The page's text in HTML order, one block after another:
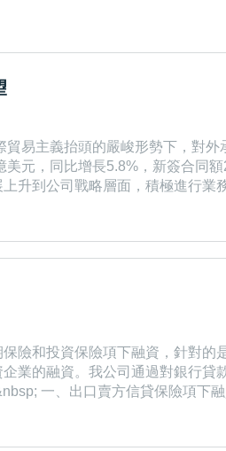
易主義抬頭的嚴峻形勢下，對
元，同比增長5.8%，新簽合同
升到公司戰略層面，積極進行業
險和投資保險項下融資，針對
業的融資。我公司通過對銀行